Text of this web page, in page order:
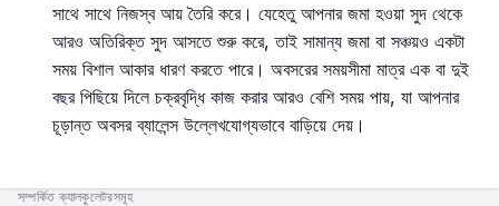
সাথে সাথে নিজস্ব আয় তৈরি করে। যেহেতু আপনার জমা হওয়া সুদ থেকে
আরও অতিরিক্ত সুদ আসতে শুরু করে, তাই সামান্য জমা বা সঞ্চয়ও একটা
সময় বিশাল আকার ধারণ করতে পারে। অবসরের সময়সীমা মাত্র এক বা দুই
বছর পিছিয়ে দিলে চক্রবৃদ্ধি কাজ করার আরও বেশি সময় পায়, যা আপনার
চূড়ান্ত অবসর ব্যালেন্স উল্লেখযোগ্যভাবে বাড়িয়ে দেয়।
সম্পর্কিত ক্যালকুলেটরসমূহ